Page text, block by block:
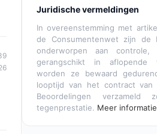
Juridische vermeldingen
In overeenstemming met
de Consumentenwet zijn de
onderworpen aan controle,
gerangschikt in aflopende
worden ze bewaard
looptijd van het contract van
Beoordelingen verzameld
tegenprestatie. Meer